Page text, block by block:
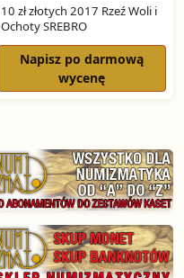
10 zł złotych 2017 Rzeź Woli i
Ochoty SREBRO
Napisz po darmową
wycenę